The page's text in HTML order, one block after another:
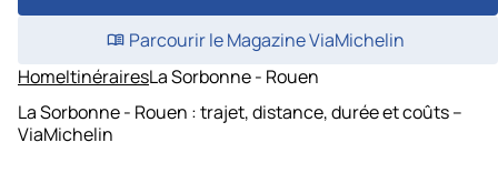
Parcourir le Magazine ViaMichelin
HomeItinérairesLa Sorbonne - Rouen
La Sorbonne - Rouen : trajet, distance, durée et coûts –
ViaMichelin